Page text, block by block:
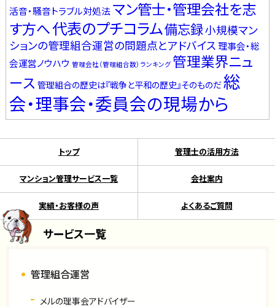
活音・騒音トラブル対処法 マン管士・管理会社を志
す方へ代表のプチコラム備忘録小規模マン
ションの管理組合運営の問題点とアドバイス 理事会・総
会運営ノウハウ 管理会社（管理組合数）ランキング 管理業界ニュ
ース 管理組合の歴史は『戦争と平和の歴史』そのものだ総
会・理事会・委員会の現場から
トップ 管理士の活用方法
マンション管理サービス一覧 会社案内
実績・お客様の声 よくあるご質問
サービス一覧
管理組合運営
メルの理事会アドバイザー